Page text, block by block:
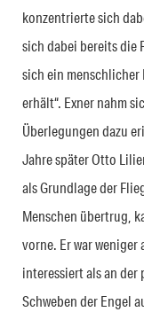
konzentrierte sich
sich dabei bereits die
sich ein
erhält“. Exner nahm
Überlegungen dazu
Jahre später Otto
als Grundlage der
Menschen übertrug,
vorne. Er war
interessiert als an der
Schweben der Engel